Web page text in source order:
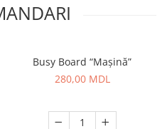
Busy Board “Mașină”
280,00 MDL